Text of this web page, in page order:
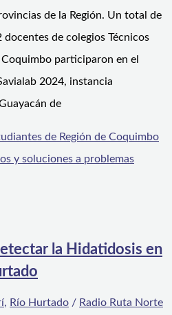
de la Región. Un total de
de colegios Técnicos
participaron en el
2024, instancia
de
de Región de Coquimbo
y soluciones a problemas
la Hidatidosis en
, Río Hurtado / Radio Ruta Norte